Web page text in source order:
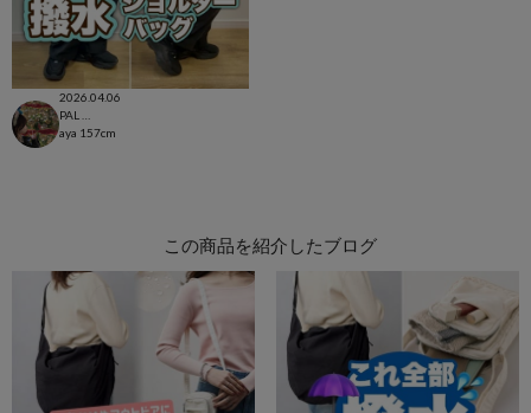
2026.04.06
aya 157cm
この商品を紹介したブログ